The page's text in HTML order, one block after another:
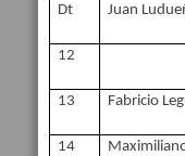
Dt Juan
12
13 Fabricio
14